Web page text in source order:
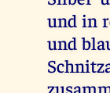
und in
und